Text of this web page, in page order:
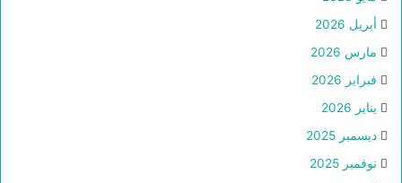
أبريل 2026
مارس 2026
فبراير 2026
يناير 2026
ديسمبر 2025
نوفمبر 2025